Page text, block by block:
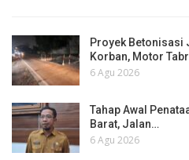
Proyek Betonisasi
Korban, Motor
6 Agu 2026
Tahap Awal
Barat, Jalan…
6 Agu 2026